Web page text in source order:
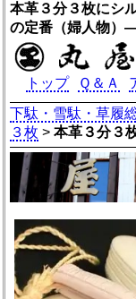
本革３分３枚にシ
の定番（婦人物）
トップ Ｑ＆Ａ
下駄・雪駄・草履
３枚 >本革３分３